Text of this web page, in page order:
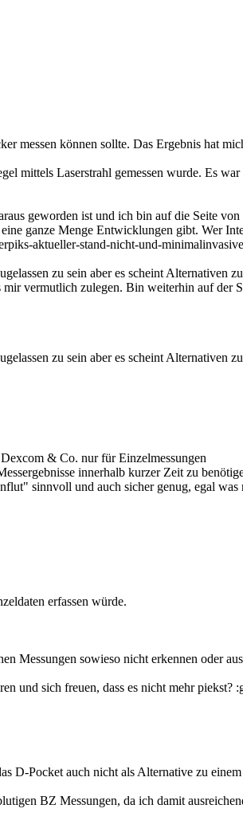
messen können sollte. Das Ergebnis hat
mittels Laserstrahl gemessen wurde. Es
geworden ist und ich bin auf die Seite
ganze Menge Entwicklungen gibt. Wer
aktueller-stand-nicht-und-
zu sein aber es scheint Alternativen
vermutlich zulegen. Bin weiterhin auf der
zu sein aber es scheint Alternativen
& Co. nur für Einzelmessungen
innerhalb kurzer Zeit zu
sinnvoll und auch sicher genug, egal was
erfassen würde.
Messungen sowieso nicht erkennen oder
und sich freuen, dass es nicht mehr piekst?
D-Pocket auch nicht als Alternative zu
BZ Messungen, da ich damit